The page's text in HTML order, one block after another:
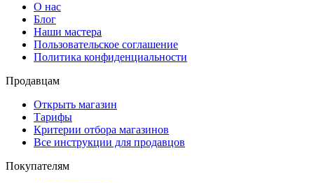
О нас
Блог
Наши мастера
Пользовательское соглашение
Политика конфиденциальности
Продавцам
Открыть магазин
Тарифы
Критерии отбора магазинов
Все инструкции для продавцов
Покупателям